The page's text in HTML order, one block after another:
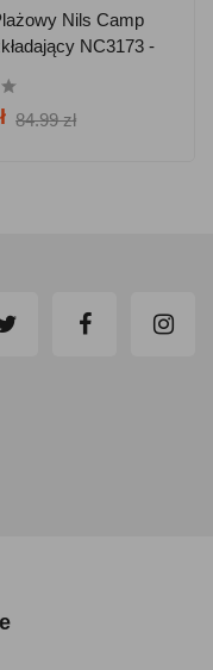
Nils Camp
NC3173 -
84.99 zł